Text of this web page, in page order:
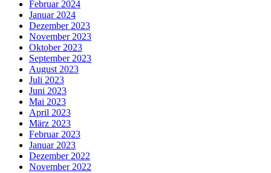
Februar 2024
Januar 2024
Dezember 2023
November 2023
Oktober 2023
September 2023
August 2023
Juli 2023
Juni 2023
Mai 2023
April 2023
März 2023
Februar 2023
Januar 2023
Dezember 2022
November 2022